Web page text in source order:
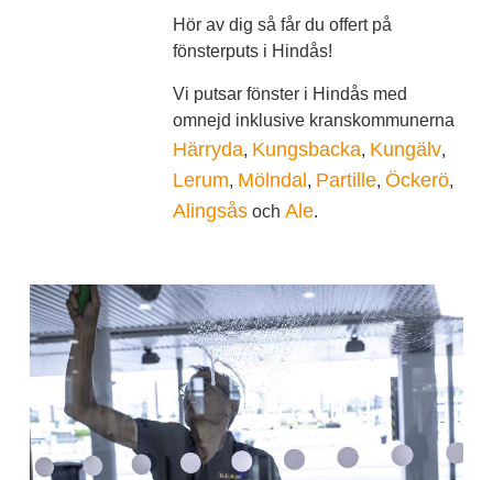
Hör av dig så får du offert på
fönsterputs i Hindås!
Vi putsar fönster i Hindås med
omnejd inklusive kranskommunerna
Härryda, Kungsbacka, Kungälv,
Lerum, Mölndal, Partille,Öckerö,
Alingsås ochAle.